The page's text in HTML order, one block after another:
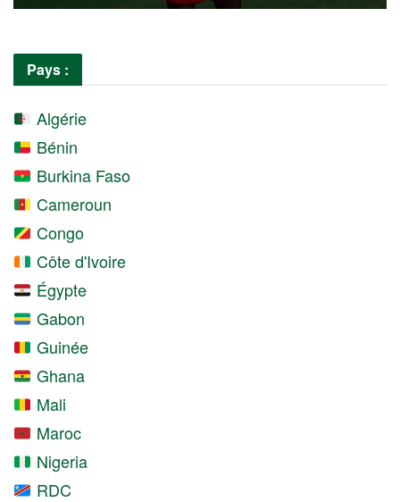
Pays :
Algérie
Bénin
Burkina Faso
Cameroun
Congo
Côte d'Ivoire
Égypte
Gabon
Guinée
Ghana
Mali
Maroc
Nigeria
RDC